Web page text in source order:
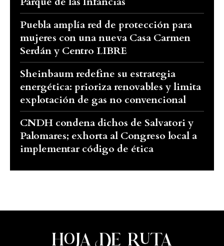
Puebla amplía red de protección para
mujeres con una nueva Casa Carmen
Serdán y Centro LIBRE
Sheinbaum redefine su estrategia
energética: prioriza renovables y limita
explotación de gas no convencional
CNDH condena dichos de Salvatori y
Palomares; exhorta al Congreso local a
implementar código de ética